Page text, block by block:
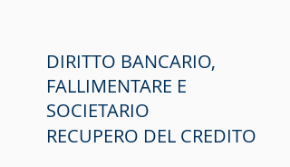
RECUPERO DEL CREDITO
DIRITTO BANCARIO,
FALLIMENTARE E
SOCIETARIO